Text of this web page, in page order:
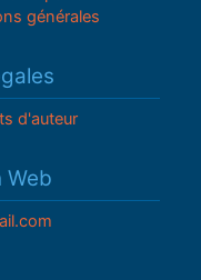
générales
d'auteur
Web